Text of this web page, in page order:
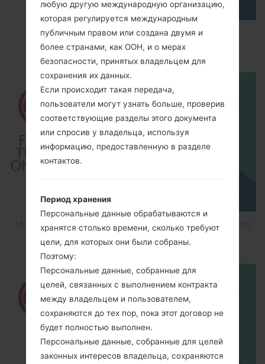
How to Enable Developer Options & USB
Debugging on LG ?
How to Factory Reset through menu on LG Town
C300?
любую другую международную организацию,
которая регулируется международным
публичным правом или создана двумя и
более странами, как ООН, и о мерах
безопасности, принятых владельцем для
сохранения их данных.
Если происходит такая передача,
пользователи могут узнать больше, проверив
соответствующие разделы этого документа
или спросив у владельца, используя
информацию, предоставленную в разделе
контактов.
Период хранения
Персональные данные обрабатываются и
хранятся столько времени, сколько требуют
цели, для которых они были собраны.
Поэтому:
Персональные данные, собранные для
целей, связанных с выполнением контракта
между владельцем и пользователем,
сохраняются до тех пор, пока этот договор не
будет полностью выполнен.
Персональные данные, собранные для целей
законных интересов владельца, сохраняются